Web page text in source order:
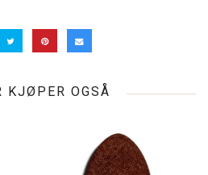
KJØPER OGSÅ